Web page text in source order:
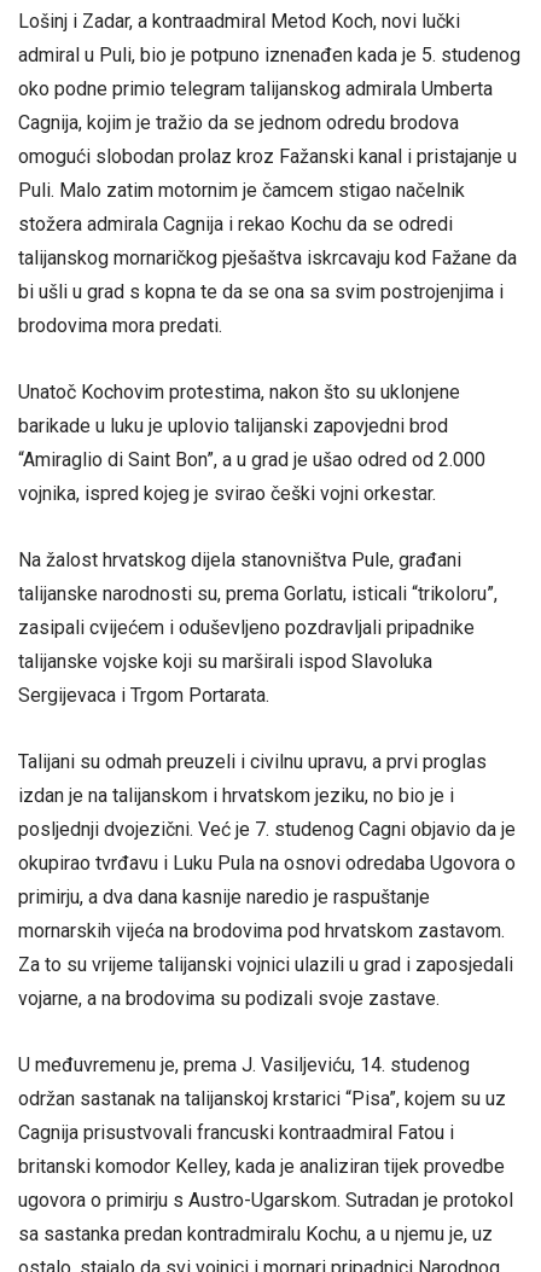
Lošinj i Zadar, a kontraadmiral Metod Koch, novi lučki
admiral u Puli, bio je potpuno iznenađen kada je 5. studenog
oko podne primio telegram talijanskog admirala Umberta
Cagnija, kojim je tražio da se jednom odredu brodova
omogući slobodan prolaz kroz Fažanski kanal i pristajanje u
Puli. Malo zatim motornim je čamcem stigao načelnik
stožera admirala Cagnija i rekao Kochu da se odredi
talijanskog mornaričkog pješaštva iskrcavaju kod Fažane da
bi ušli u grad s kopna te da se ona sa svim postrojenjima i
brodovima mora predati.
Unatoč Kochovim protestima, nakon što su uklonjene
barikade u luku je uplovio talijanski zapovjedni brod
“Amiraglio di Saint Bon”, a u grad je ušao odred od 2.000
vojnika, ispred kojeg je svirao češki vojni orkestar.
Na žalost hrvatskog dijela stanovništva Pule, građani
talijanske narodnosti su, prema Gorlatu, isticali “trikoloru”,
zasipali cvijećem i oduševljeno pozdravljali pripadnike
talijanske vojske koji su marširali ispod Slavoluka
Sergijevaca i Trgom Portarata.
Talijani su odmah preuzeli i civilnu upravu, a prvi proglas
izdan je na talijanskom i hrvatskom jeziku, no bio je i
posljednji dvojezični. Već je 7. studenog Cagni objavio da je
okupirao tvrđavu i Luku Pula na osnovi odredaba Ugovora o
primirju, a dva dana kasnije naredio je raspuštanje
mornarskih vijeća na brodovima pod hrvatskom zastavom.
Za to su vrijeme talijanski vojnici ulazili u grad i zaposjedali
vojarne, a na brodovima su podizali svoje zastave.
U međuvremenu je, prema J. Vasiljeviću, 14. studenog
održan sastanak na talijanskoj krstarici “Pisa”, kojem su uz
Cagnija prisustvovali francuski kontraadmiral Fatou i
britanski komodor Kelley, kada je analiziran tijek provedbe
ugovora o primirju s Austro-Ugarskom. Sutradan je protokol
sa sastanka predan kontradmiralu Kochu, a u njemu je, uz